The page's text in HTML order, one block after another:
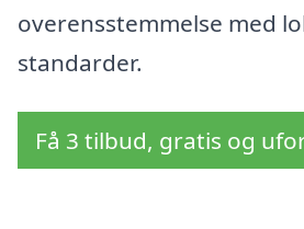
overensstemmelse med
standarder.
Få 3 tilbud, gratis og